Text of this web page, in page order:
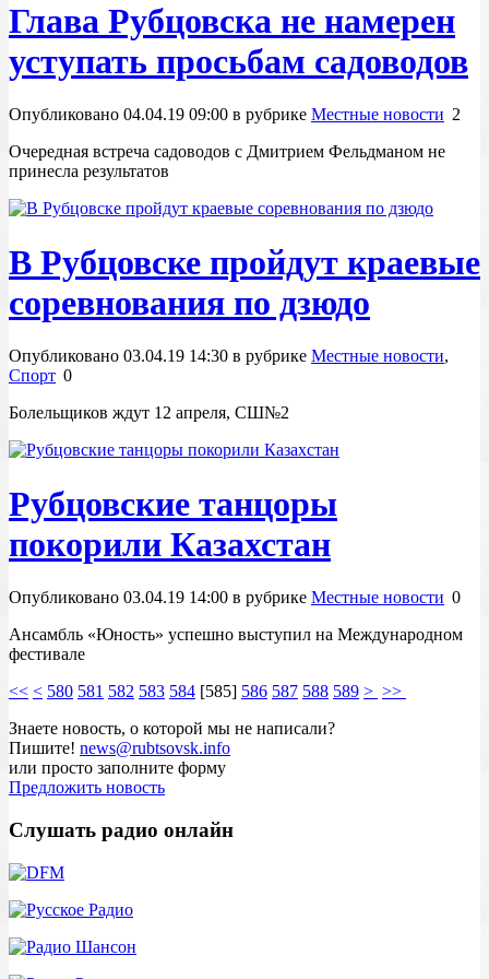
Глава Рубцовска не намерен
уступать просьбам садоводов
Опубликовано 04.04.19 09:00 в рубрике Местные новости 2
Очередная встреча садоводов с Дмитрием Фельдманом не
принесла результатов
В Рубцовске пройдут краевые
соревнования по дзюдо
Опубликовано 03.04.19 14:30 в рубрике Местные новости,
Спорт 0
Болельщиков ждут 12 апреля, СШ№2
Рубцовские танцоры
покорили Казахстан
Опубликовано 03.04.19 14:00 в рубрике Местные новости 0
Ансамбль «Юность» успешно выступил на Международном
фестивале
<< < 580 581 582 583 584 [585] 586 587 588 589 > >>
Знаете новость, о которой мы не написали?
Пишите! news@rubtsovsk.info
или просто заполните форму
Предложить новость
Слушать радио онлайн